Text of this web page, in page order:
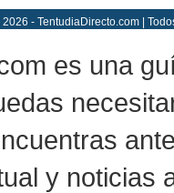
- TentudiaDirecto.com |
es una
y noticias